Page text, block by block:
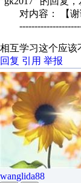
对内容： 【谢
相互学习这个应该
回复 引用 举报
wanglida88